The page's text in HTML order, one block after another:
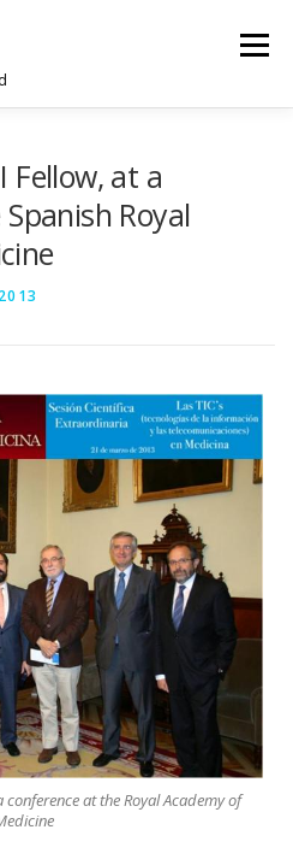
Menú
Fellow, at a
Royal
at the Royal Academy of